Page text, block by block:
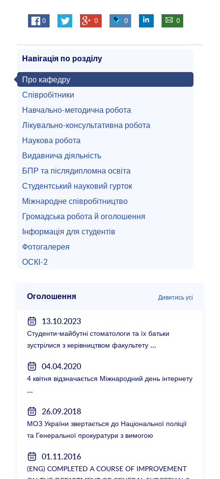
0 0 0 0
Навігація по розділу
Про кафедру
Співробітники
Навчально-методична робота
Лікувально-консультативна робота
Наукова робота
Видавнича діяльність
БПР та післядипломна освіта
Студентський науковий гурток
Міжнародне співробітництво
Громадська робота й оголошення
Інформація для студентів
Фотогалерея
ОСКІ-2
Оголошення Дивитись усі
13.10.2023
Студенти-майбутні стоматологи та їх батьки
зустрілися з керівництвом факультету
04.04.2020
4 квітня відзначається Міжнародний день інтернету
26.09.2018
МОЗ України звертається до Національної поліції
та Генеральної прокуратури з вимогою
ректорки НМУ Катерини Амосової
01.11.2016
(ENG) COMPLETED A COURSE OF IMPROVEMENT